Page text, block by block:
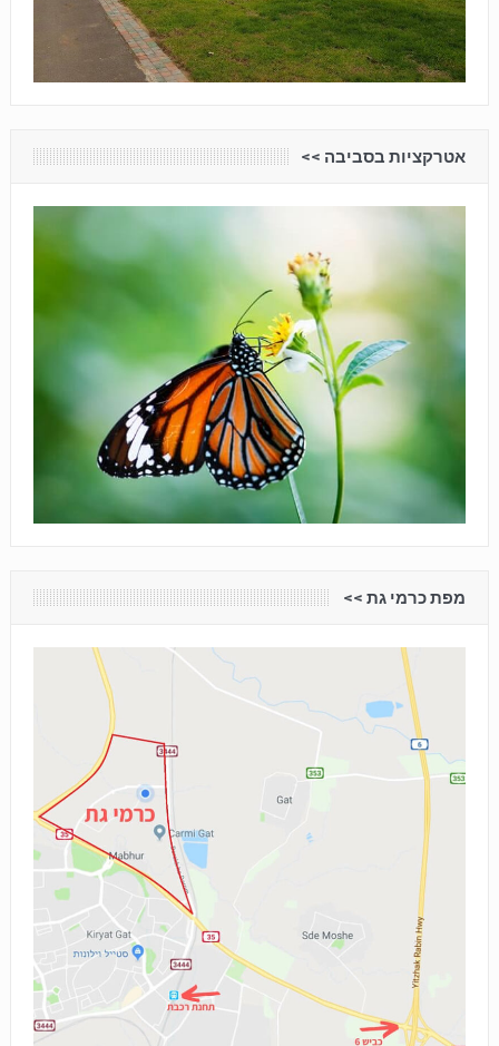
אטרקציות בסביבה <<
מפת כרמי גת <<